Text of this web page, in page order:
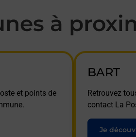
à
et points de
BART
Retrouvez
contact La
Je